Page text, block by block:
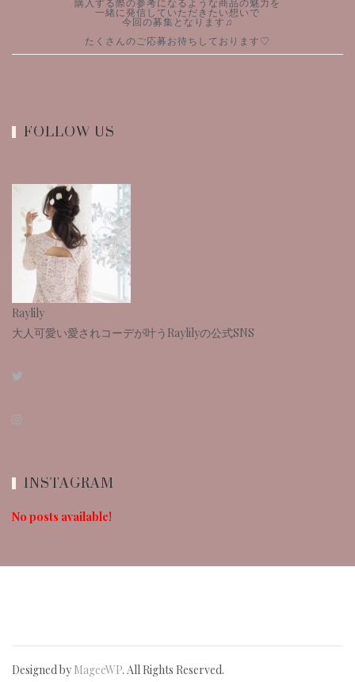
購入する際の参考になるような商品の魅力を
一緒に発信していただきたい想いで
今回の募集となります♫
たくさんのご応募お待ちしております♡
FOLLOW US
Raylily
大人可愛い愛されコーデが叶うRaylilyの公式SNS
INSTAGRAM
No posts available!
Designed by MageeWP. All Rights Reserved.